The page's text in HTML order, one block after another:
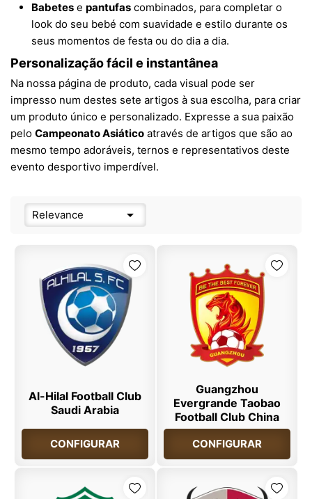
Babetes e pantufas combinados, para completar o
look do seu bebé com suavidade e estilo durante os
seus momentos de festa ou do dia a dia.
Personalização fácil e instantânea
Na nossa página de produto, cada visual pode ser
impresso num destes sete artigos à sua escolha, para criar
um produto único e personalizado. Expresse a sua paixão
pelo Campeonato Asiático através de artigos que são ao
mesmo tempo adoráveis, ternos e representativos deste
evento desportivo imperdível.
Relevance 
Al-Hilal Football Club
Saudi Arabia
CONFIGURAR
Guangzhou
Evergrande Taobao
Football Club China
CONFIGURAR